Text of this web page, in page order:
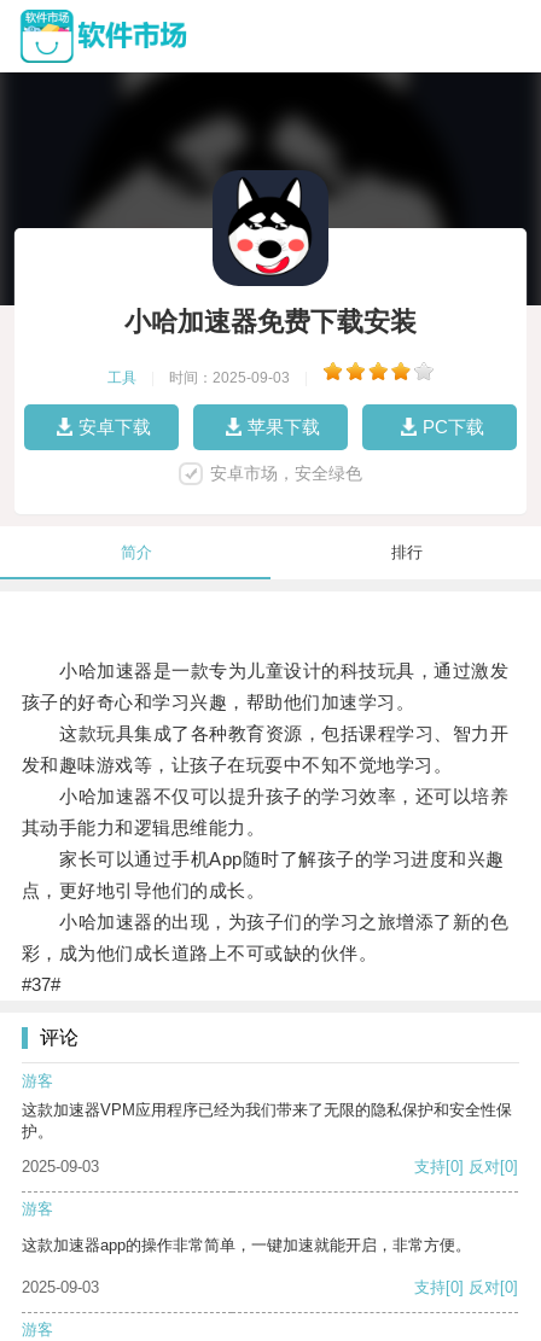
小哈加速器免费下载安装
工具 时间：2025-09-03
安卓下载 苹果下载 PC下载
安卓市场，安全绿色
简介 排行
小哈加速器是一款专为儿童设计的科技玩具，通过激发
孩子的好奇心和学习兴趣，帮助他们加速学习。
这款玩具集成了各种教育资源，包括课程学习、智力开
发和趣味游戏等，让孩子在玩耍中不知不觉地学习。
小哈加速器不仅可以提升孩子的学习效率，还可以培养
其动手能力和逻辑思维能力。
家长可以通过手机App随时了解孩子的学习进度和兴趣
点，更好地引导他们的成长。
小哈加速器的出现，为孩子们的学习之旅增添了新的色
彩，成为他们成长道路上不可或缺的伙伴。
#37#
评论
游客
这款加速器VPM应用程序已经为我们带来了无限的隐私保护和安全性保
护。
2025-09-03
支持[0] 反对[0]
游客
这款加速器app的操作非常简单，一键加速就能开启，非常方便。
2025-09-03 支持[0] 反对[0]
游客